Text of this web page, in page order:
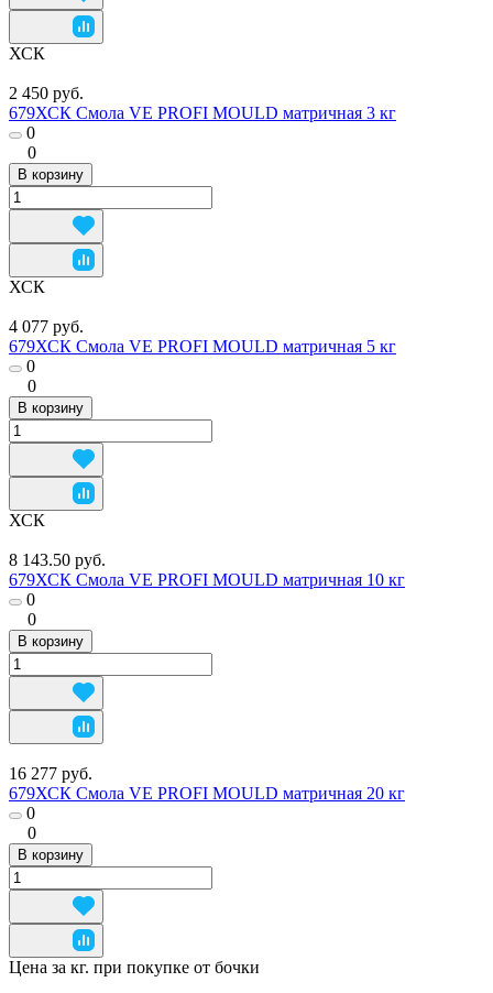
ХСК
2 450 руб.
679ХСК Смола VE PROFI MOULD матричная 3 кг
0
0
В корзину
ХСК
4 077 руб.
679ХСК Смола VE PROFI MOULD матричная 5 кг
0
0
В корзину
ХСК
8 143.50 руб.
679ХСК Смола VE PROFI MOULD матричная 10 кг
0
0
В корзину
16 277 руб.
679ХСК Смола VE PROFI MOULD матричная 20 кг
0
0
В корзину
Цена за кг. при покупке от бочки